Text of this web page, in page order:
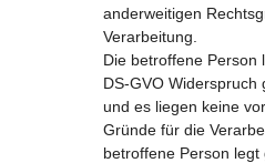
anderweitigen
Verarbeitung.
Die betroffene Person
DS-GVO Widerspruch
und es liegen keine
Gründe für die
betroffene Person legt